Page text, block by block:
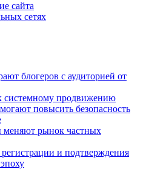
сайта
сетях
блогеров с аудиторией от
системному продвижению
повысить безопасность
рынок частных
и подтверждения